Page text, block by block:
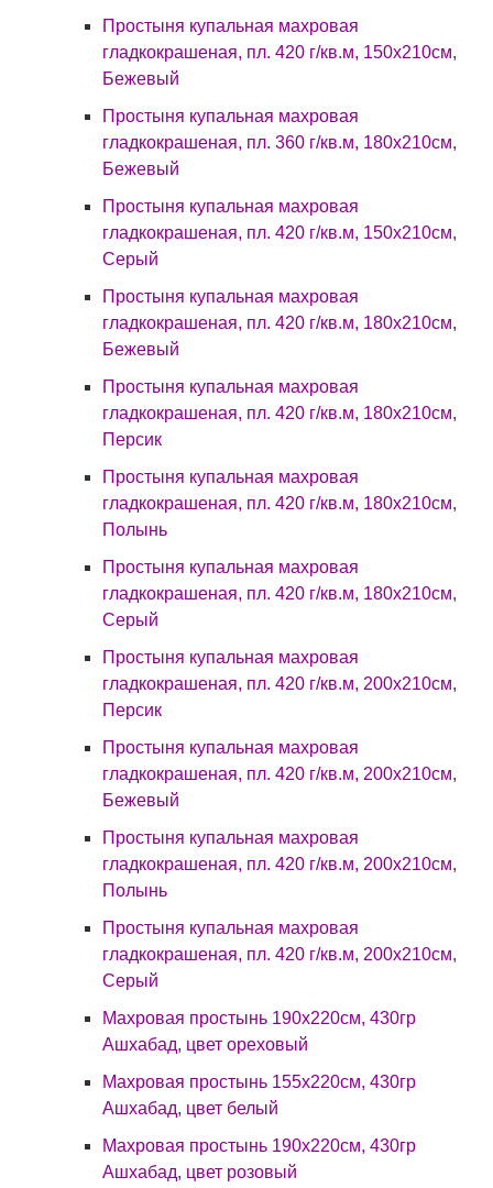
Простыня купальная махровая
гладкокрашеная, пл. 420 г/кв.м, 150х210см,
Бежевый
Простыня купальная махровая
гладкокрашеная, пл. 360 г/кв.м, 180х210см,
Бежевый
Простыня купальная махровая
гладкокрашеная, пл. 420 г/кв.м, 150х210см,
Серый
Простыня купальная махровая
гладкокрашеная, пл. 420 г/кв.м, 180х210см,
Бежевый
Простыня купальная махровая
гладкокрашеная, пл. 420 г/кв.м, 180х210см,
Персик
Простыня купальная махровая
гладкокрашеная, пл. 420 г/кв.м, 180х210см,
Полынь
Простыня купальная махровая
гладкокрашеная, пл. 420 г/кв.м, 180х210см,
Серый
Простыня купальная махровая
гладкокрашеная, пл. 420 г/кв.м, 200х210см,
Персик
Простыня купальная махровая
гладкокрашеная, пл. 420 г/кв.м, 200х210см,
Бежевый
Простыня купальная махровая
гладкокрашеная, пл. 420 г/кв.м, 200х210см,
Полынь
Простыня купальная махровая
гладкокрашеная, пл. 420 г/кв.м, 200х210см,
Серый
Махровая простынь 190х220см, 430гр
Ашхабад, цвет ореховый
Махровая простынь 155х220см, 430гр
Ашхабад, цвет белый
Махровая простынь 190х220см, 430гр
Ашхабад, цвет розовый